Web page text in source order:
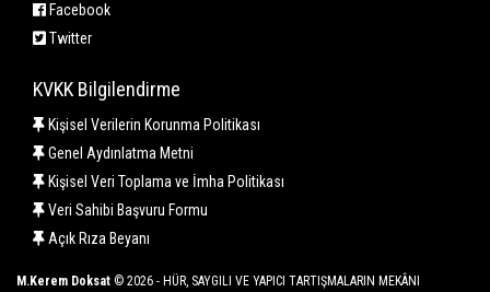
Facebook
Twitter
KVKK Bilgilendirme
Kişisel Verilerin Korunma Politikası
Genel Aydınlatma Metni
Kişisel Veri Toplama ve İmha Politikası
Veri Sahibi Başvuru Formu
Açık Rıza Beyanı
M.Kerem Doksat © 2026 - HÜR, SAYGILI VE YAPICI TARTIŞMALARIN MEKÂNI